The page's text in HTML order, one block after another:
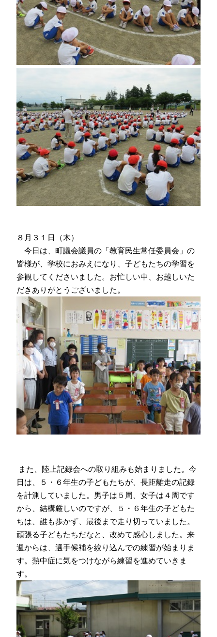
８月３１日（木）
今日は、町議会議員の「教育民生常任委員会」の
皆様が、学校におみえになり、子どもたちの学習を
参観してくださいました。お忙しい中、お越しいた
だきありがとうございました。
また、陸上記録会への取り組みも始まりました。今
日は、５・６年生の子どもたちが、長距離走の記録
を計測していました。男子は５周、女子は４周です
から、結構厳しいのですが、５・６年生の子どもた
ちは、誰も歩かず、最後まで走り切っていました。
頑張る子どもたちだなと、改めて感心しました。来
週からは、選手候補を絞り込んでの練習が始まりま
す。熱中症に気をつけながら練習を進めていきま
す。